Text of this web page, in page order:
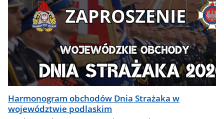
Harmonogram obchodów Dnia Strażaka w
województwie podlaskim